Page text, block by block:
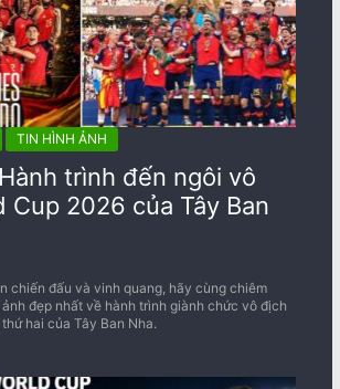
TIN HÌNH ẢNH
trình đến ngôi vô
Cup 2026 của Tây Ban
chiến đấu và vinh quang, hãy cùng chiêm
đẹp nhất về ​​hành trình giành chức vô địch
thứ hai của Tây Ban Nha.